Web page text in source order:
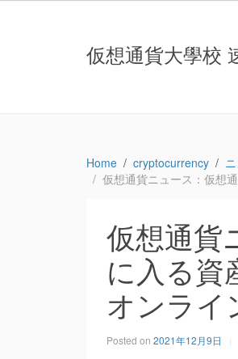
仮想通貨大學校
Home cryptocurrency
仮想通貨ニュース：仮想
仮想通貨
に入る資
オンライ
Posted on 2021年12月9日